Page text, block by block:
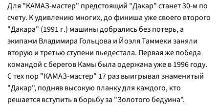
Для "КАМАЗ-мастер" предстоящий "Дакар" станет 30-м по
счету. К удивлению многих, до финиша уже своего второго
"Дакара" (1991 г.) машины добрались без потерь, а
экипажи Владимира Гольцова и Йоэля Таммеки заняли
вторую и третью ступени пьедестала. Первая же победа
командой с берегов Камы была одержана уже в 1996 году.
С тех пор "КАМАЗ-мастер" 17 раз выигрывал знаменитый
"Дакар", подняв высокую планку для каждого, кто
решается вступить в борьбу за "Золотого бедуина".